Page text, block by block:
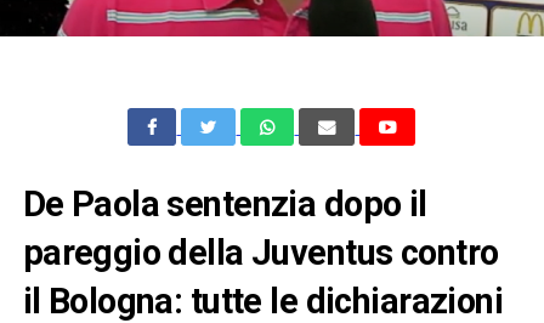
De Paola sentenzia dopo il
pareggio della Juventus contro
il Bologna: tutte le dichiarazioni